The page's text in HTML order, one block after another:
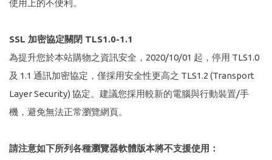
使用上的不便利。
SSL 加密協定關閉 TLS1.0-1.1
為提升您於本站購物之資訊安全，2020/10/01 起，停用 TLS1.0
及 1.1 通訊加密協定，僅採用安全性更高之 TLS1.2 (Transport
Layer Security) 協定。建議您採用較新的電腦與行動裝置/手
機，避免無法正常瀏覽網頁。
請注意如下所列各種瀏覽器軟體版本將不支援使用：